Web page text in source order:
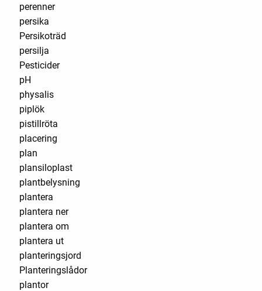
perenner
persika
Persikoträd
persilja
Pesticider
pH
physalis
piplök
pistillröta
placering
plan
plansiloplast
plantbelysning
plantera
plantera ner
plantera om
plantera ut
planteringsjord
Planteringslådor
plantor